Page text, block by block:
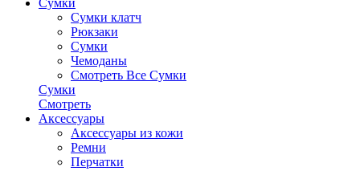
Сумки клатч
Рюкзаки
Сумки
Чемоданы
Смотреть Все Сумки
Сумки
Смотреть
Аксессуары
Аксессуары из кожи
Ремни
Перчатки